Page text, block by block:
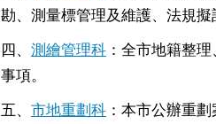
勘、測量標管理及維護、法規擬
四、 測繪管理科 ：全市地籍整
事項。
五、 市地重劃科 ：本市公辦重